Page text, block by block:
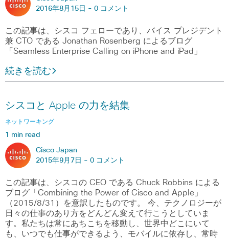
2016年8月15日 - 0 コメント
この記事は、シスコ フェローであり、バイス プレジデント
兼 CTO である Jonathan Rosenberg によるブログ
「Seamless Enterprise Calling on iPhone and iPad」
続きを読む
シスコと Apple の力を結集
ネットワーキング
1 min read
Cisco Japan
2015年9月7日 - 0 コメント
この記事は、シスコの CEO である Chuck Robbins による
ブログ「Combining the Power of Cisco and Apple」
（2015/8/31）を意訳したものです。 今、テクノロジーが
日々の仕事のあり方をどんどん変えて行こうとしていま
す。私たちは常にあちこちを移動し、世界中どこにいて
も、いつでも仕事ができるよう、モバイルに依存し、常時